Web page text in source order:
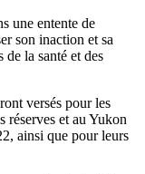
une entente de
son inaction et sa
la santé et des
versés pour les
réserves et au Yukon
ainsi que pour leurs